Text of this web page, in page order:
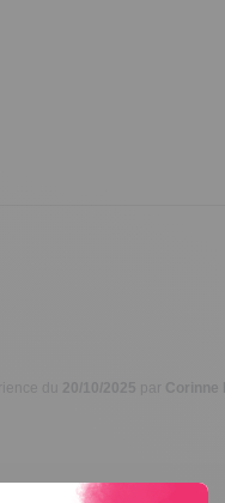
20/10/2025 par Corinne